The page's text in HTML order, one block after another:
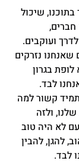
שיכול
ועוקבים.
נזרקים
בגרון
לבד.
קשור למה
ולזה
לא היה טוב
להגן, להבין
לבד.